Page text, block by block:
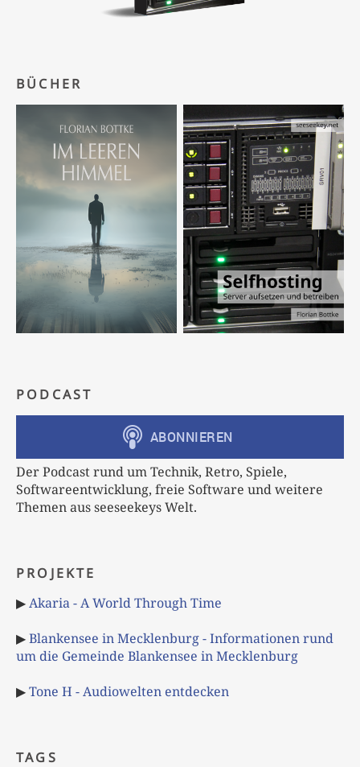
BÜCHER
PODCAST
Der Podcast rund um Technik, Retro, Spiele,
Softwareentwicklung, freie Software und weitere
Themen aus seeseekeys Welt.
PROJEKTE
▶Akaria - A World Through Time
▶Blankensee in Mecklenburg - Informationen rund
um die Gemeinde Blankensee in Mecklenburg
▶Tone H - Audiowelten entdecken
TAGS